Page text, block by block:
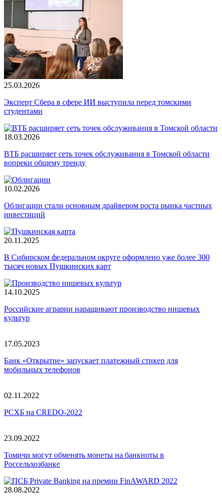
25.03.2026
Эксперт Сбера в сфере ИИ выступила перед томскими
студентами
18.03.2026
ВТБ расширяет сеть точек обслуживания в Томской области
вопреки общему тренду
10.02.2026
Облигации стали основным драйвером роста рынка частных
инвестиций
20.11.2025
В Сибирском федеральном округе оформлено уже более 300
тысяч новых Пушкинских карт
14.10.2025
Российские аграрии наращивают производство нишевых
культур
17.05.2023
Банк «Открытие» запускает платежный стикер для
мобильных телефонов
02.11.2022
РСХБ на CREDO-2022
23.09.2022
Томичи могут обменять монеты на банкноты в
Россельхозбанке
28.08.2022